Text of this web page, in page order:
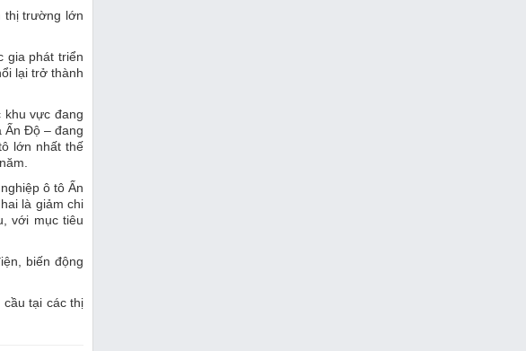
thị trường lớn
gia phát triển
lại trở thành
khu vực đang
Ấn Độ – đang
lớn nhất thế
ô tô Ấn
là giảm chi
với mục tiêu
biến động
tại các thị